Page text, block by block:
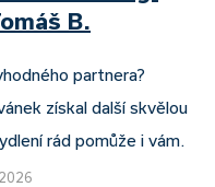
B.
partnera?
získal další skvělou
rád pomůže i vám.